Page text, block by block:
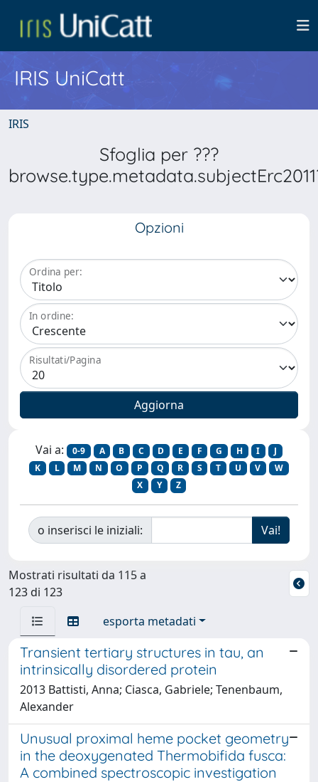
IRIS UniCatt
IRIS
Sfoglia per ???
Opzioni
Ordina per:
In ordine:
Risultati/Pagina
Vai a: 0-9 A B C D E F G H I
J
K
L M N O P Q R S T U V
W
X
Y Z
o inserisci le iniziali:
Mostrati risultati da 115 a
123 di 123
esporta metadati
Transient tertiary structures in tau, an
intrinsically disordered protein
2013 Battisti, Anna; Ciasca, Gabriele; Tenenbaum,
Alexander
Unusual proximal heme pocket geometry
in the deoxygenated Thermobifida fusca:
A combined spectroscopic investigation